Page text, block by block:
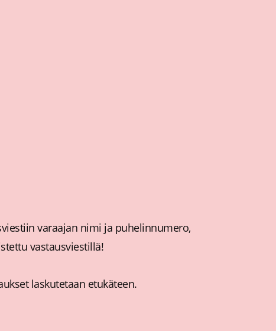
varaajan nimi ja puhelinnumero,
vastausviestillä!
laskutetaan etukäteen.